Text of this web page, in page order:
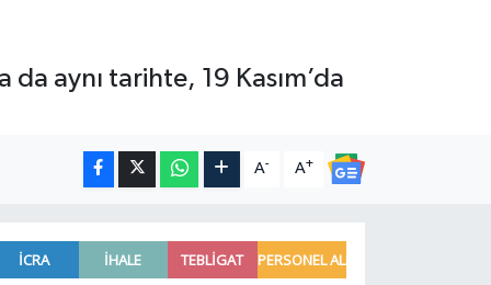
aynı tarihte, 19 Kasım’da
A- A+